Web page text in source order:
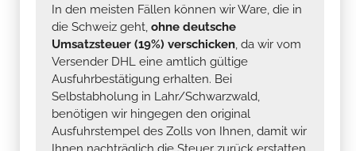
In den meisten Fällen können wir Ware, die in
die Schweiz geht, ohne deutsche
Umsatzsteuer (19%) verschicken, da wir vom
Versender DHL eine amtlich gültige
Ausfuhrbestätigung erhalten. Bei
Selbstabholung in Lahr/Schwarzwald,
benötigen wir hingegen den original
Ausfuhrstempel des Zolls von Ihnen, damit wir